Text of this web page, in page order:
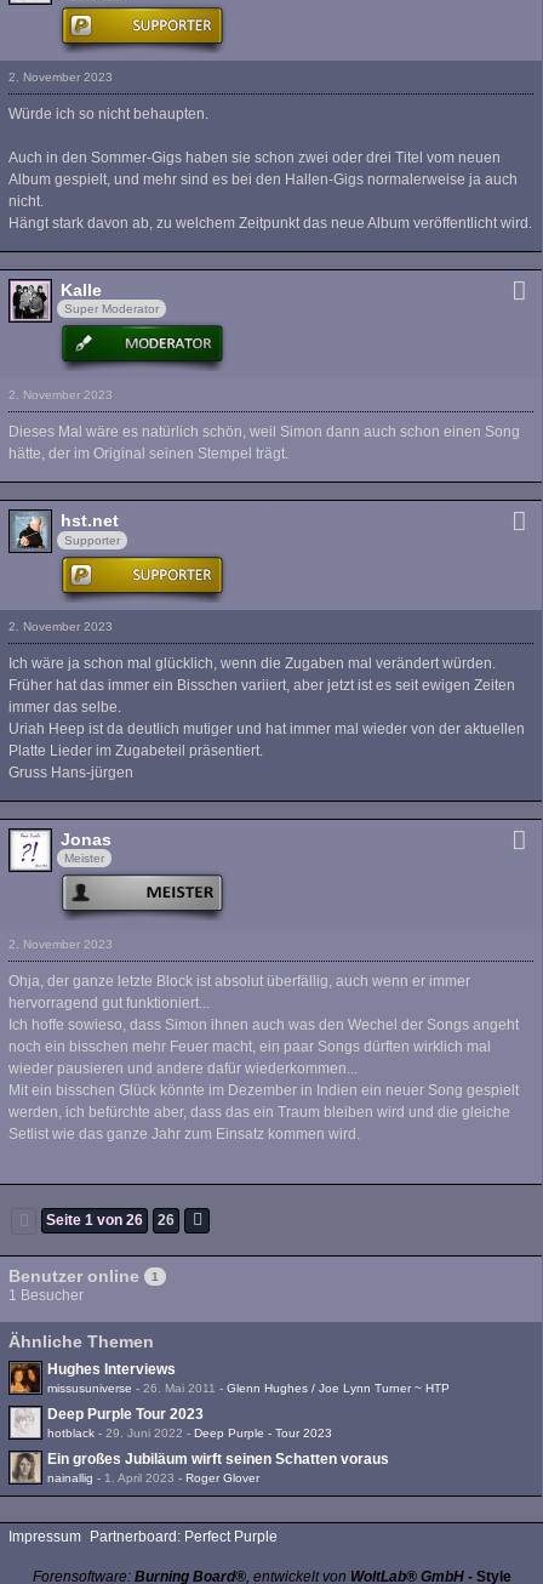
2. November 2023
Würde ich so nicht behaupten.
Auch in den Sommer-Gigs haben sie schon zwei oder drei Titel vom neuen
Album gespielt, und mehr sind es bei den Hallen-Gigs normalerweise ja auch
nicht.
Hängt stark davon ab, zu welchem Zeitpunkt das neue Album veröffentlicht wird.
Kalle
Super Moderator
2. November 2023
Dieses Mal wäre es natürlich schön, weil Simon dann auch schon einen Song
hätte, der im Original seinen Stempel trägt.
hst.net
Supporter
2. November 2023
Ich wäre ja schon mal glücklich, wenn die Zugaben mal verändert würden.
Früher hat das immer ein Bisschen variiert, aber jetzt ist es seit ewigen Zeiten
immer das selbe.
Uriah Heep ist da deutlich mutiger und hat immer mal wieder von der aktuellen
Platte Lieder im Zugabeteil präsentiert.
Gruss Hans-jürgen
Jonas
Meister
2. November 2023
Ohja, der ganze letzte Block ist absolut überfällig, auch wenn er immer
hervorragend gut funktioniert...
Ich hoffe sowieso, dass Simon ihnen auch was den Wechel der Songs angeht
noch ein bisschen mehr Feuer macht, ein paar Songs dürften wirklich mal
wieder pausieren und andere dafür wiederkommen...
Mit ein bisschen Glück könnte im Dezember in Indien ein neuer Song gespielt
werden, ich befürchte aber, dass das ein Traum bleiben wird und die gleiche
Setlist wie das ganze Jahr zum Einsatz kommen wird.
Seite 1 von 26 26
Benutzer online 1
1 Besucher
Ähnliche Themen
Hughes Interviews
missusuniverse - 26. Mai 2011 - Glenn Hughes / Joe Lynn Turner ~ HTP
Deep Purple Tour 2023
hotblack - 29. Juni 2022 - Deep Purple - Tour 2023
Ein großes Jubiläum wirft seinen Schatten voraus
nainallig - 1. April 2023 - Roger Glover
Impressum Partnerboard: Perfect Purple
Forensoftware: Burning Board®, entwickelt von WoltLab® GmbH